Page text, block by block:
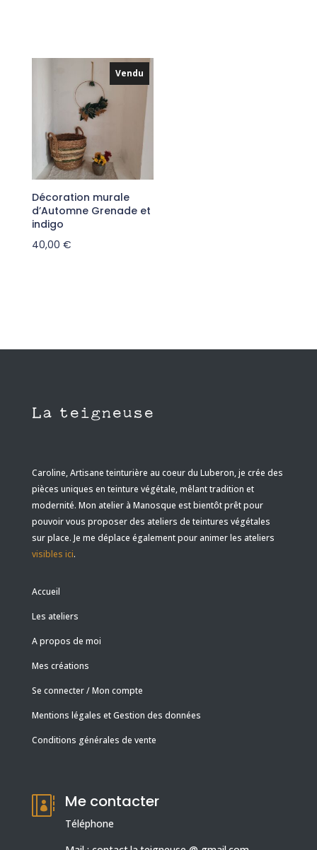
Vendu
Décoration murale
d’Automne Grenade et
indigo
40,00 €
La teigneuse
Caroline, Artisane teinturière au coeur du Luberon, je crée des
pièces uniques en teinture végétale, mêlant tradition et
modernité. Mon atelier à Manosque est bientôt prêt pour
pouvoir vous proposer des ateliers de teintures végétales
sur place. Je me déplace également pour animer les ateliers
visibles ici.
Accueil
Les ateliers
A propos de moi
Mes créations
Se connecter / Mon compte
Mentions légales et Gestion des données
Conditions générales de vente
 Me contacter
Téléphone